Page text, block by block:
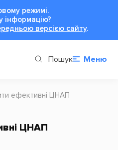
режимі.
інформацію?
версією сайту.
Пошук Меню
ефективні ЦНАП
ЦНАП